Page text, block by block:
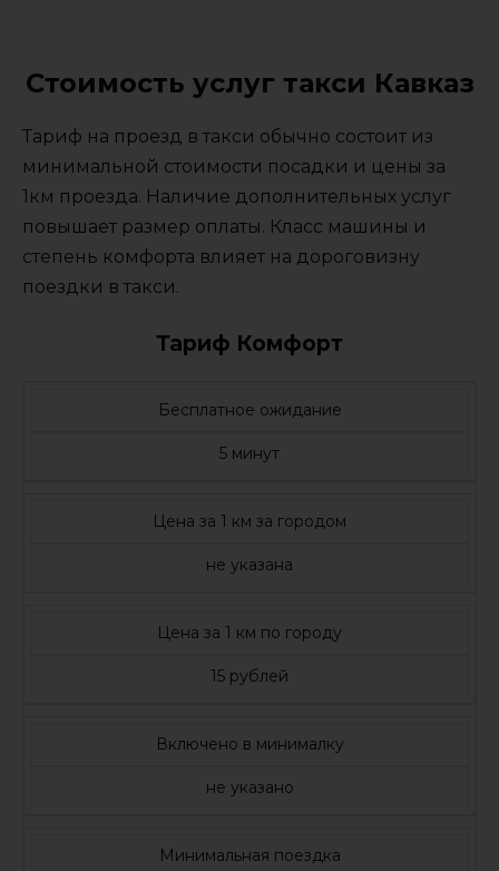
Стоимость услуг такси Кавказ
Тариф на проезд в такси обычно состоит из
минимальной стоимости посадки и цены за
1км проезда. Наличие дополнительных услуг
повышает размер оплаты. Класс машины и
степень комфорта влияет на дороговизну
поездки в такси.
Тариф Комфорт
Бесплатное ожидание
5 минут
Цена за 1 км за городом
не указана
Цена за 1 км по городу
15 рублей
Включено в минималку
не указано
Минимальная поездка